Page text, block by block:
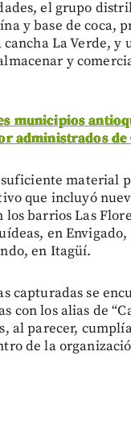
el grupo
y base de coca,
cancha La Verde, y
y
municipios
administrados de
material
que incluyó
barrios Las
en
en Itagüí.
capturadas se
con los alias de
al parecer,
de la